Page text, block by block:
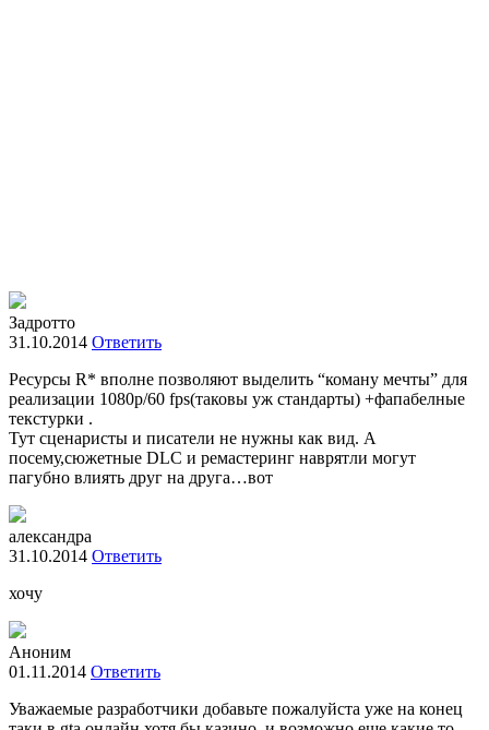
Задротто
31.10.2014 Ответить
Ресурсы R* вполне позволяют выделить “коману мечты” для
реализации 1080р/60 fps(таковы уж стандарты) +фапабелные
текстурки .
Тут сценаристы и писатели не нужны как вид. А
посему,сюжетные DLC и ремастеринг наврятли могут
пагубно влиять друг на друга…вот
александра
31.10.2014 Ответить
хочу
Аноним
01.11.2014 Ответить
Уважаемые разработчики добавьте пожалуйста уже на конец